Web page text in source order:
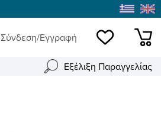
Σύνδεση/Εγγραφή Wishlist
Εξέλιξη Παραγγελίας